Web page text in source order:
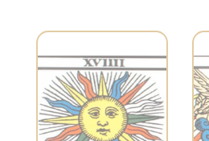
Symbolise la joie, la
réussite, la vitalité